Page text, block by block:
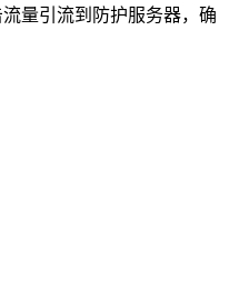
量引流到防护服务器，确